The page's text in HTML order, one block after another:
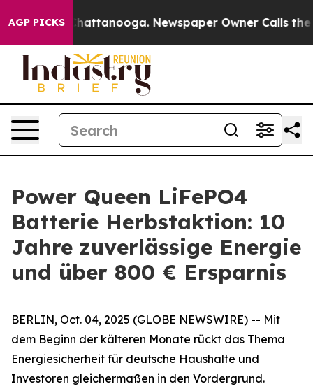
AGP PICKS
in Chattanooga. Newspaper Owner Calls the
Power Queen LiFePO4
Batterie Herbstaktion: 10
Jahre zuverlässige Energie
und über 800 € Ersparnis
BERLIN, Oct. 04, 2025 (GLOBE NEWSWIRE) -- Mit
dem Beginn der kälteren Monate rückt das Thema
Energiesicherheit für deutsche Haushalte und
Investoren gleichermaßen in den Vordergrund.